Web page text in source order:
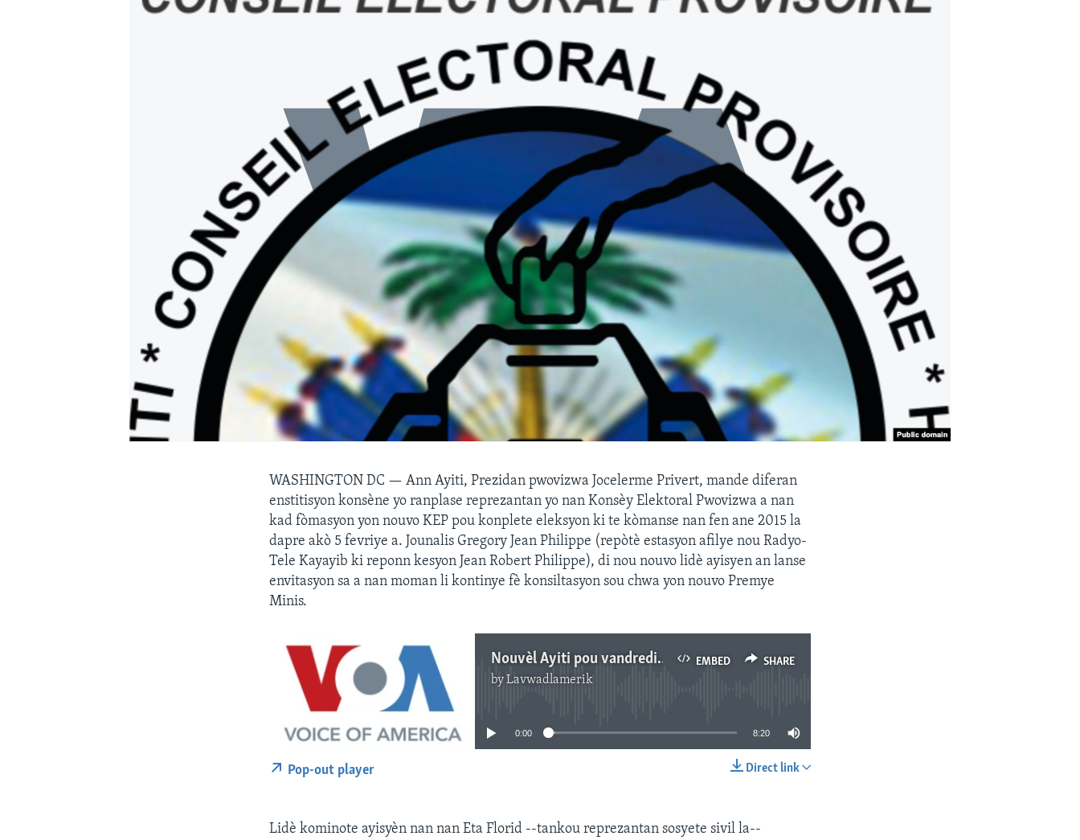
WASHINGTON DC —Ann Ayiti, Prezidan pwovizwa Jocelerme Privert, mande diferan
enstitisyon konsène yo ranplase reprezantan yo nan Konsèy Elektoral Pwovizwa a nan
kad fòmasyon yon nouvo KEP pou konplete eleksyon ki te kòmanse nan fen ane 2015 la
dapre akò 5 fevriye a. Jounalis Gregory Jean Philippe (repòtè estasyon afilye nou Radyo-
Tele Kayayib ki reponn kesyon Jean Robert Philippe), di nou nouvo lidè ayisyen an lanse
envitasyon sa a nan moman li kontinye fè konsiltasyon sou chwa yon nouvo Premye
Minis.
EMBED SHARE
Nouvèl Ayiti pou vandredi 19 fevriye 2016 la
byLavwadlamerik
No media source currently available
0:00 8:20
Direct link
Pop-out player
Lidè kominote ayisyèn nan nan Eta Florid --tankou reprezantan sosyete sivil la--